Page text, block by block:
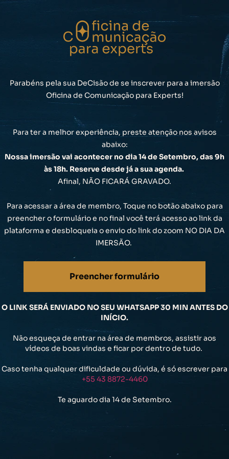
Parabéns pela sua DeCisão de se inscrever para a imersão
Oficina de Comunicação para Experts!
Para ter a melhor experiência, preste atenção nos avisos
abaixo:
Nossa imersão vai acontecer no dia 14 de Setembro, das 9h
às 18h. Reserve desde já a sua agenda.
Afinal, NÃO FICARÁ GRAVADO.
Para acessar a área de membro, Toque no botão abaixo para
preencher o formulário e no final você terá acesso ao link da
plataforma e desbloqueia o envio do link do zoom NO DIA DA
IMERSÃO.
Preencher formulário
O LINK SERÁ ENVIADO NO SEU WHATSAPP 30 MIN ANTES DO
INÍCIO.
Não esqueça de entrar na área de membros, assistir aos
vídeos de boas vindas e ficar por dentro de tudo.
Caso tenha qualquer dificuldade ou dúvida, é só escrever para
+55 43 8872-4460
Te aguardo dia 14 de Setembro.